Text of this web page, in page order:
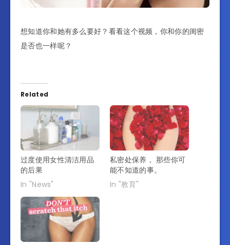
想知道你和她有多么要好？看看这个视频，你和你的闺密
是否也一样呢？
Related
过度使用女性清洁用品
的后果
In "News"
私密处保养， 那些你可
能不知道的事。
In "教育"